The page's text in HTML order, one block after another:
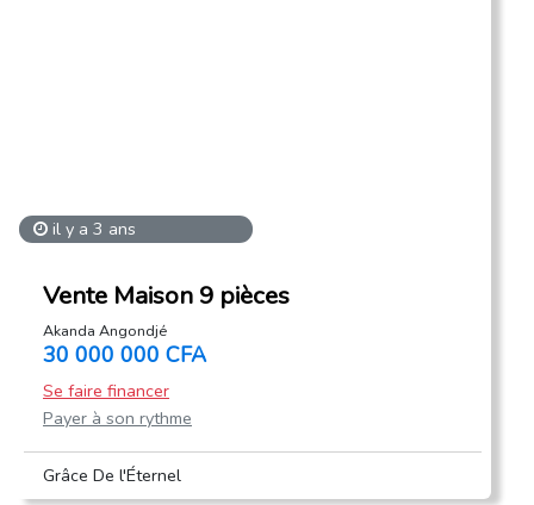
il y a 3 ans
Vente Maison 9 pièces
Akanda Angondjé
30 000 000 CFA
Se faire financer
Payer à son rythme
Grâce De l'Éternel